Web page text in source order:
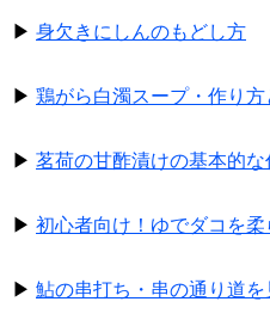
▶ 身欠きにしんのもどし方
▶ 鶏がら白濁スープ・作り
▶ 茗荷の甘酢漬けの基本的
▶ 初心者向け！ゆでダコを
▶ 鮎の串打ち・串の通り道を